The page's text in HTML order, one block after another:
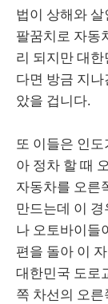
법이 상해와
팔꿈치로 자동
리 되지만 대
다면 방금 지
았을 겁니다.
또 이들은 인
아 정차 할 때
자동차를 오른
만드는데 이
나 오토바이들
편을 돌아 이
대한민국 도로
쪽 차선의 오